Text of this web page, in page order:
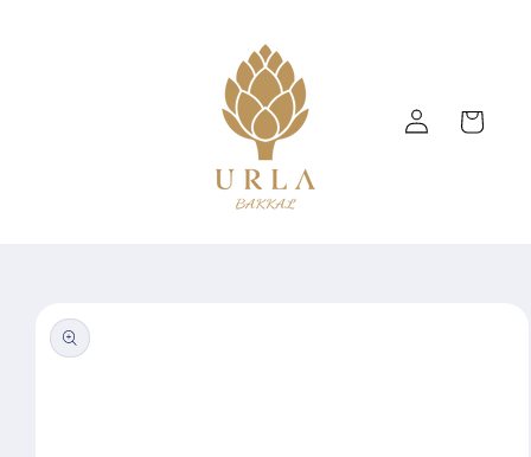
Log
in
Cart
product
information